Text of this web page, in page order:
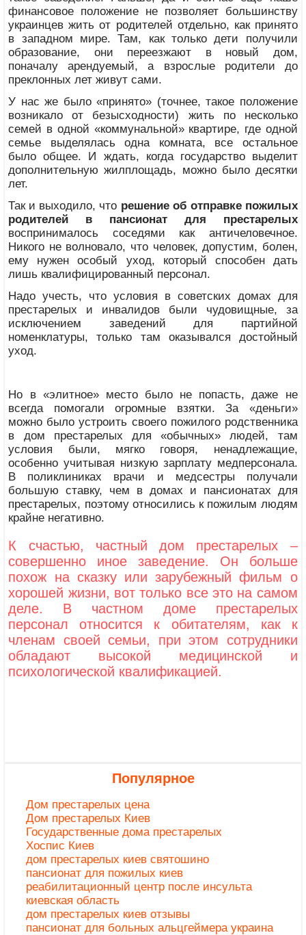
финансовое положение не позволяет большинству
украинцев жить от родителей отдельно, как принято
в западном мире. Там, как только дети получили
образование, они переезжают в новый дом,
поначалу арендуемый, а взрослые родители до
преклонных лет живут сами.
У нас же было «принято» (точнее, такое положение
возникало от безысходности) жить по несколько
семей в одной «коммунальной» квартире, где одной
семье выделялась одна комната, все остальное
было общее. И ждать, когда государство выделит
дополнительную жилплощадь, можно было десятки
лет.
Так и выходило, что решение об отправке пожилых
родителей в пансионат для престарелых
воспринималось соседями как античеловечное.
Никого не волновало, что человек, допустим, болен,
ему нужен особый уход, который способен дать
лишь квалифицированный персонал.
Надо учесть, что условия в советских домах для
престарелых и инвалидов были чудовищные, за
исключением заведений для партийной
номенклатуры, только там оказывался достойный
уход.
Но в «элитное» место было не попасть, даже не
всегда помогали огромные взятки. За «деньги»
можно было устроить своего пожилого родственника
в дом престарелых для «обычных» людей, там
условия были, мягко говоря, ненадлежащие,
особенно учитывая низкую зарплату медперсонала.
В поликлиниках врачи и медсестры получали
большую ставку, чем в домах и пансионатах для
престарелых, поэтому относились к пожилым людям
крайне негативно.
К счастью, частный дом престарелых –
совершенно иное заведение. Он больше
похож на сказку или зарубежный фильм о
хорошей жизни, вот только все это на самом
деле. В частном доме престарелых
персонал относится к обитателям, как к
членам своей семьи, при этом сотрудники
обладают высокой медицинской и
психологической квалификацией.
Популярное
Дом престарелых цена
Дом престарелых Киев
Государственные дома престарелых
Хоспис Киев
дом престарелых киев святошино
пансионат для пожилых киев
реабилитационный центр после инсульта
киевская область
дом престарелых киев отзывы
пансионат для больных альцгеймера украина